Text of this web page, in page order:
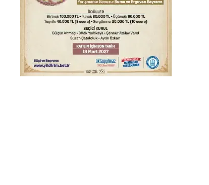
Bursa’da bugün hava nasıl olacak?
Osmangazi’de iş arayanlara destek